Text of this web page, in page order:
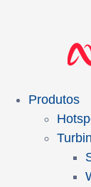
Produtos